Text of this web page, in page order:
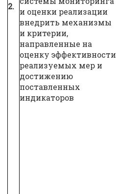
2.
и оценки реализации
внедрить механизмы
и критерии,
направленные на
оценку эффективности
реализуемых мер и
достижению
поставленных
индикаторов